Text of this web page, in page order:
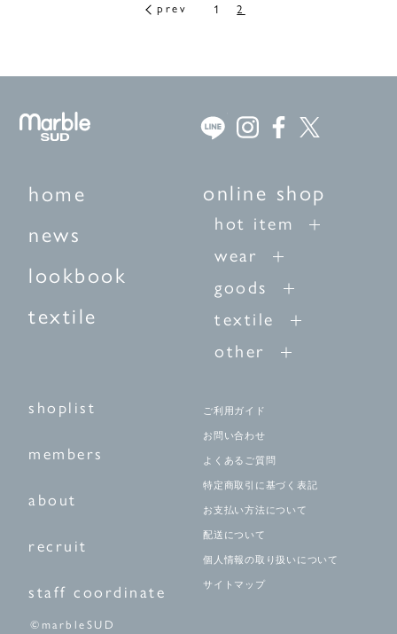
1 2
home
news
lookbook
textile
online shop
hot item
wear
goods
textile
other
shoplist
members
about
recruit
staff coordinate
ご利用ガイド
お問い合わせ
よくあるご質問
特定商取引に基づく表記
お支払い方法について
配送について
個人情報の取り扱いについて
サイトマップ
©marbleSUD